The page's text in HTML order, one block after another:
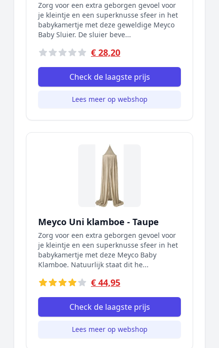
Zorg voor een extra geborgen gevoel voor
je kleintje en een superknusse sfeer in het
babykamertje met deze geweldige Meyco
Baby Sluier. De sluier beve...
€ 28,20
Check de laagste prijs
Lees meer op webshop
Meyco Uni klamboe - Taupe
Zorg voor een extra geborgen gevoel voor
je kleintje en een superknusse sfeer in het
babykamertje met deze Meyco Baby
Klamboe. Natuurlijk staat dit he...
€ 44,95
Check de laagste prijs
Lees meer op webshop